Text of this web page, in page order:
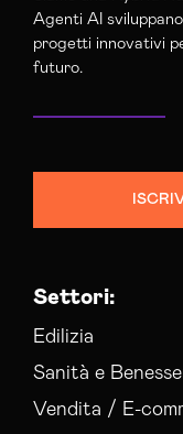
Agenti AI
progetti innovativi
futuro.
Settori:
Edilizia
Sanità e
Vendita / E-